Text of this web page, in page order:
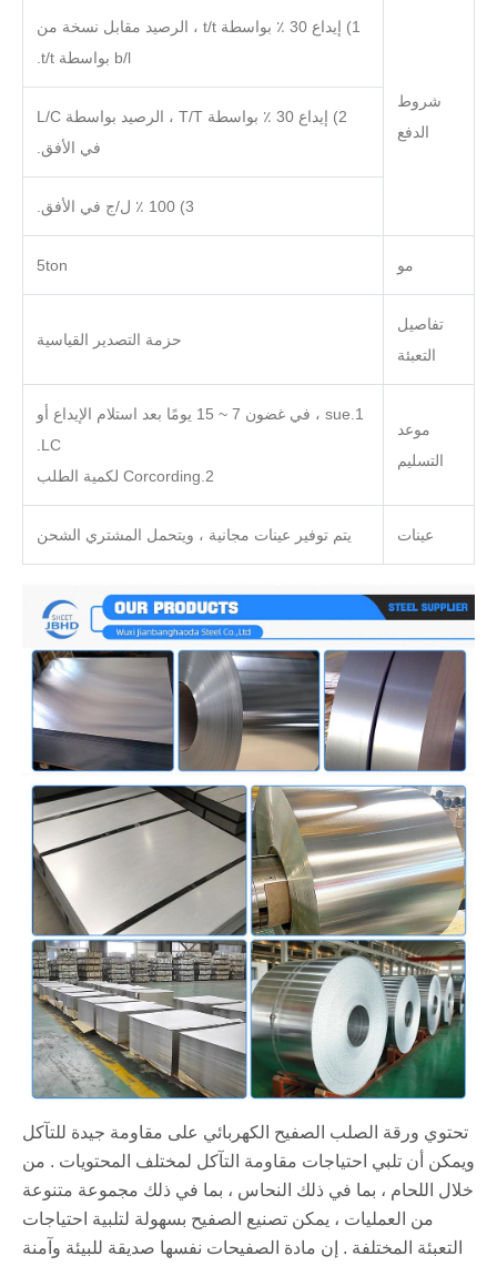
شروط
الدفع
1) إيداع 30 ٪ بواسطة t/t ، الرصيد مقابل نسخة من
b/l بواسطة t/t.
2) إيداع 30 ٪ بواسطة T/T ، الرصيد بواسطة L/C
في الأفق.
3) 100 ٪ ل/ج في الأفق.
مو 5ton
تفاصيل
التعبئة
حزمة التصدير القياسية
موعد
التسليم
1.sue ، في غضون 7 ~ 15 يومًا بعد استلام الإيداع أو
LC.
2.Corcording لكمية الطلب
عينات يتم توفير عينات مجانية ، ويتحمل المشتري الشحن
تحتوي ورقة الصلب الصفيح الكهربائي على مقاومة جيدة للتآكل
ويمكن أن تلبي احتياجات مقاومة التآكل لمختلف المحتويات ‌. من
خلال اللحام ، بما في ذلك النحاس ، بما في ذلك مجموعة متنوعة
من العمليات ، يمكن تصنيع الصفيح بسهولة لتلبية احتياجات
التعبئة المختلفة ‌. إن مادة الصفيحات نفسها صديقة للبيئة وآمنة